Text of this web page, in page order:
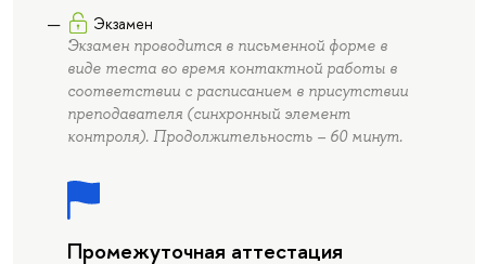
Экзамен
Экзамен проводится в письменной форме в
виде теста во время контактной работы в
соответствии с расписанием в присутствии
преподавателя (синхронный элемент
контроля). Продолжительность – 60 минут.
Промежуточная аттестация